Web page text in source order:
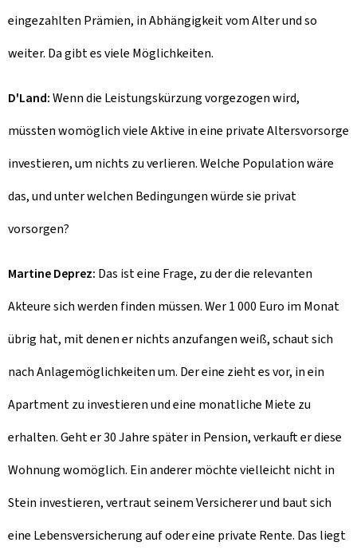
eingezahlten Prämien, in Abhängigkeit vom Alter und so
weiter. Da gibt es viele Möglichkeiten.
D'Land:Wenn die Leistungskürzung vorgezogen wird,
müssten womöglich viele Aktive in eine private Altersvorsorge
investieren, um nichts zu verlieren. Welche Population wäre
das, und unter welchen Bedingungen würde sie privat
vorsorgen?
Martine Deprez: Das ist eine Frage, zu der die relevanten
Akteure sich werden finden müssen. Wer 1 000 Euro im Monat
übrig hat, mit denen er nichts anzufangen weiß, schaut sich
nach Anlagemöglichkeiten um. Der eine zieht es vor, in ein
Apartment zu investieren und eine monatliche Miete zu
erhalten. Geht er 30 Jahre später in Pension, verkauft er diese
Wohnung womöglich. Ein anderer möchte vielleicht nicht in
Stein investieren, vertraut seinem Versicherer und baut sich
eine Lebensversicherung auf oder eine private Rente. Das liegt